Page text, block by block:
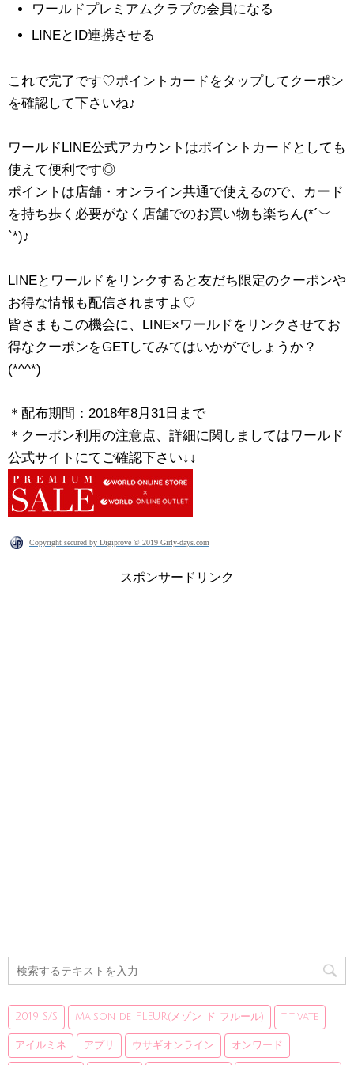
ワールドプレミアムクラブの会員になる
LINEとID連携させる
これで完了です♡ポイントカードをタップしてクーポン
を確認して下さいね♪
ワールドLINE公式アカウントはポイントカードとしても
使えて便利です◎
ポイントは店舗・オンライン共通で使えるので、カード
を持ち歩く必要がなく店舗でのお買い物も楽ちん(*´︶
`*)♪
LINEとワールドをリンクすると友だち限定のクーポンや
お得な情報も配信されますよ♡
皆さまもこの機会に、LINE×ワールドをリンクさせてお
得なクーポンをGETしてみてはいかがでしょうか？
(*^^*)
＊配布期間：2018年8月31日まで
＊クーポン利用の注意点、詳細に関しましてはワールド
公式サイトにてご確認下さい↓↓
Copyright secured by Digiprove © 2019 Girly-days.com
スポンサードリンク
2019 S/S Maison de FLEUR(メゾン ド フルール) titivate
アイルミネ アプリ ウサギオンライン オンワード